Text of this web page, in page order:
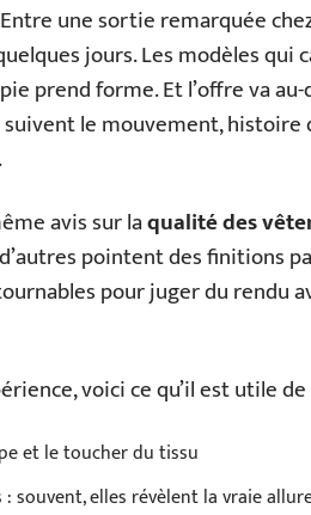
une sortie remarquée
jours. Les modèles
prend forme. Et l’offre va au-
suivent le mouvement, histoire
avis sur laqualité des
pointent des finitions
pour juger du rendu
voici ce qu’il est utile
et le toucher du tissu
souvent, elles révèlent la vraie